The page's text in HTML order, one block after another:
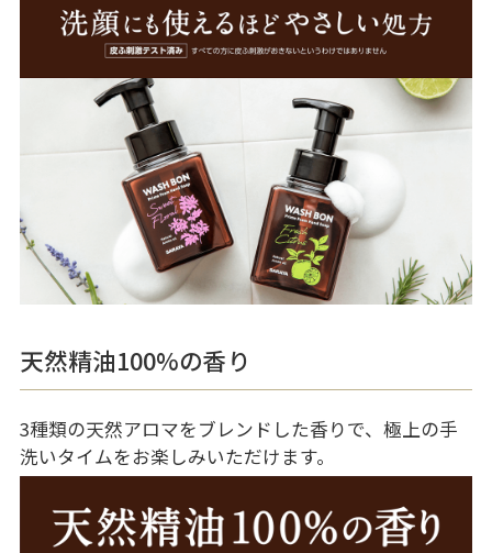
天然精油100%の香り
3種類の天然アロマをブレンドした香りで、極上の手
洗いタイムをお楽しみいただけます。